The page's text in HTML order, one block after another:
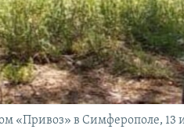
«Привоз» в Симферополе, 13